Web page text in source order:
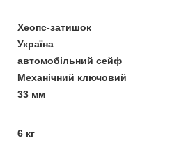
Хеопс-затишок
Україна
автомобільний сейф
Механічний ключовий
33 мм
6 кг